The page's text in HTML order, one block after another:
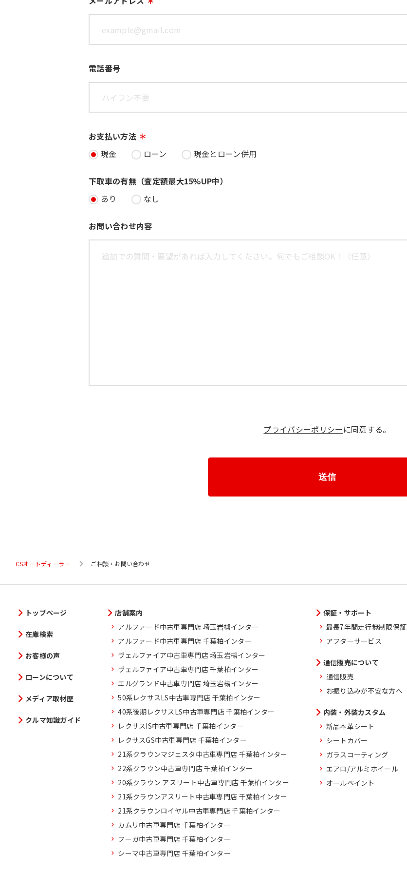
電話番号
お支払い方法
現金
ローン 現金とローン併用
下取車の有無（査定額最大15%UP中）
あり
なし
お問い合わせ内容
プライバシーポリシー に同意する。
送信
CSオートディーラー ご相談・お問い合わせ
トップページ
在庫検索
お客様の声
ローンについて
メディア取材歴
クルマ知識ガイド
店舗案内
アルファード中古車専門店 埼玉岩槻インター
アルファード中古車専門店 千葉柏インター
ヴェルファイア中古車専門店 埼玉岩槻インター
ヴェルファイア中古車専門店 千葉柏インター
エルグランド中古車専門店 埼玉岩槻インター
50系レクサスLS中古車専門店 千葉柏インター
40系後期レクサスLS中古車専門店 千葉柏インター
レクサスIS中古車専門店 千葉柏インター
レクサスGS中古車専門店 千葉柏インター
21系クラウンマジェスタ中古車専門店 千葉柏インター
22系クラウン中古車専門店 千葉柏インター
20系クラウン アスリート中古車専門店 千葉柏インター
21系クラウンアスリート中古車専門店 千葉柏インター
21系クラウンロイヤル中古車専門店 千葉柏インター
カムリ中古車専門店 千葉柏インター
フーガ中古車専門店 千葉柏インター
シーマ中古車専門店 千葉柏インター
保証・サポート
最長7年間走行無制限保証
アフターサービス
通信販売について
通信販売
お振り込みが不安な方へ
内装・外装カスタム
新品本革シート
シートカバー
ガラスコーティング
エアロ/アルミホイール
オールペイント